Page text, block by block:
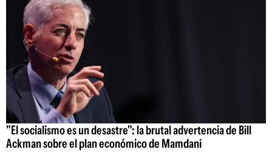
"El socialismo es un desastre": la brutal advertencia de Bill
Ackman sobre el plan económico de Mamdani